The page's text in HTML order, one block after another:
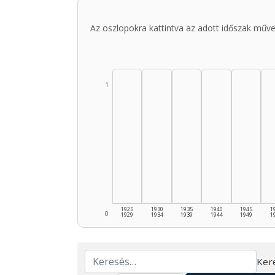
Az oszlopokra kattintva az adott időszak
0
1
1925
1929
1930
1934
1935
1939
1940
1944
1945
1949